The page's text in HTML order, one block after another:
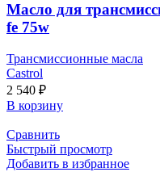
Масло для
fe 75w
Трансмиссионные масла
Castrol
2 540 ₽
В корзину
Сравнить
Быстрый просмотр
Добавить в избранное